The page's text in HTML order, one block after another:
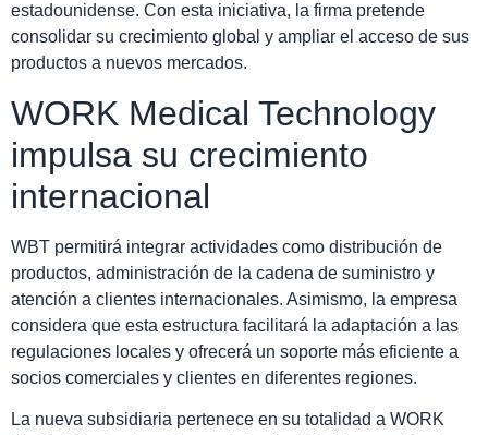
estadounidense. Con esta iniciativa, la firma pretende
consolidar su crecimiento global y ampliar el acceso de sus
productos a nuevos mercados.
WORK Medical Technology
impulsa su crecimiento
internacional
WBT permitirá integrar actividades como distribución de
productos, administración de la cadena de suministro y
atención a clientes internacionales. Asimismo, la empresa
considera que esta estructura facilitará la adaptación a las
regulaciones locales y ofrecerá un soporte más eficiente a
socios comerciales y clientes en diferentes regiones.
La nueva subsidiaria pertenece en su totalidad a WORK